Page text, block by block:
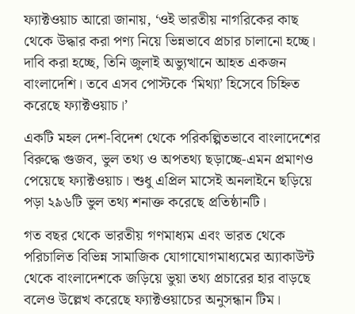
ফ্যাক্টওয়াচ আরো জানায়, ‘ওই ভারতীয় নাগরিকের কাছ
থেকে উদ্ধার করা পণ্য নিয়ে ভিন্নভাবে প্রচার চালানো হচ্ছে।
দাবি করা হচ্ছে, তিনি জুলাই অভ্যুত্থানে আহত একজন
বাংলাদেশি। তবে এসব পোস্টকে ‘মিথ্যা’ হিসেবে চিহ্নিত
করেছে ফ্যাক্টওয়াচ।’
একটি মহল দেশ-বিদেশ থেকে পরিকল্পিতভাবে বাংলাদেশের
বিরুদ্ধে গুজব, ভুল তথ্য ও অপতথ্য ছড়াচ্ছে-এমন প্রমাণও
পেয়েছে ফ্যাক্টওয়াচ। শুধু এপ্রিল মাসেই অনলাইনে ছড়িয়ে
পড়া ২৯৬টি ভুল তথ্য শনাক্ত করেছে প্রতিষ্ঠানটি।
গত বছর থেকে ভারতীয় গণমাধ্যম এবং ভারত থেকে
পরিচালিত বিভিন্ন সামাজিক যোগাযোগমাধ্যমের অ্যাকাউন্ট
থেকে বাংলাদেশকে জড়িয়ে ভুয়া তথ্য প্রচারের হার বাড়ছে
বলেও উল্লেখ করেছে ফ্যাক্টওয়াচের অনুসন্ধান টিম।